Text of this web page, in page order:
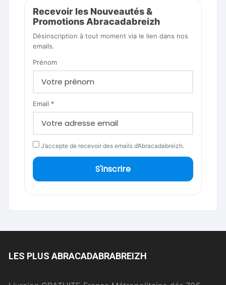
Recevoir les Nouveautés &
Promotions Abracadabreizh
Désinscription à tout moment via le lien dans nos
emails.
Prénom
Email *
J’accepte de recevoir des emails d’Abracadabreizh.
S'inscrire
LES PLUS ABRACADABRABREIZH